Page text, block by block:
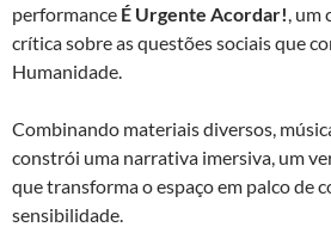
performance É Urgente Acordar! ,
crítica sobre as questões sociais que
Humanidade.
Combinando materiais diversos,
constrói uma narrativa imersiva, um
que transforma o espaço em palco de
sensibilidade.